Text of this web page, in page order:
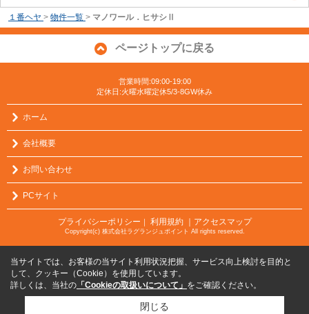
１番ヘヤ > 物件一覧 > マノワール．ヒサシⅡ
ページトップに戻る
営業時間:09:00-19:00
定休日:火曜水曜定休5/3-8GW休み
ホーム
会社概要
お問い合わせ
PCサイト
プライバシーポリシー 利用規約 ｜アクセスマップ
Copyright(c) 株式会社ラグランジュポイント All rights reserved.
当サイトでは、お客様の当サイト利用状況把握、サービス向上検討を目的と
して、クッキー（Cookie）を使用しています。
詳しくは、当社の 「Cookieの取扱いについて」 をご確認ください。
閉じる